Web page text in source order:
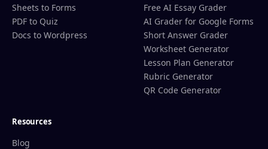
Sheets to Forms
PDF to Quiz
Docs to Wordpress
Free AI Essay Grader
AI Grader for Google Forms
Short Answer Grader
Worksheet Generator
Lesson Plan Generator
Rubric Generator
QR Code Generator
Resources
Blog